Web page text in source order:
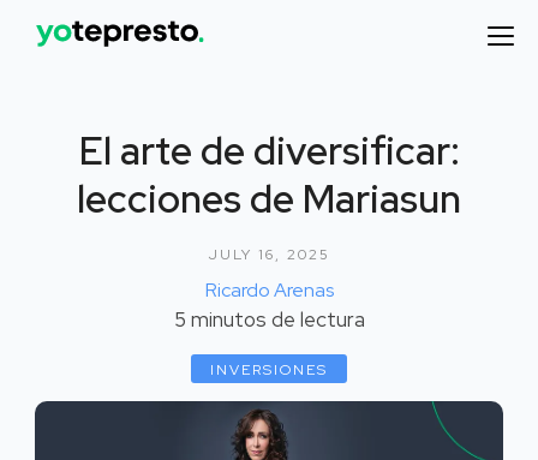
El arte de diversificar:
lecciones de Mariasun
JULY 16, 2025
Ricardo Arenas
5 minutos de lectura
INVERSIONES